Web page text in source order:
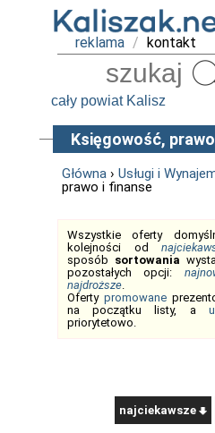
reklama / kontakt
Księgowość,
Główna › Usługi i
prawo i finanse
Wszystkie oferty
kolejności od
sposób sortowania
pozostałych opcji:
najdroższe.
Oferty promowane
na początku listy, a
priorytetowo.
najciekawsze